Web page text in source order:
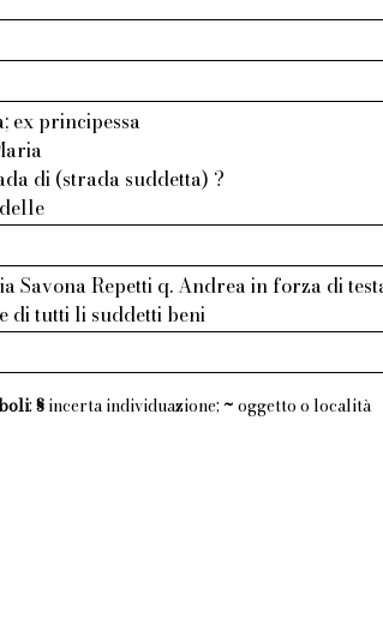
ex principessa
di (strada suddetta) ?
Savona Repetti q. Andrea in forza di
di tutti li suddetti beni
: §incerta individuazione; ~ oggetto o località